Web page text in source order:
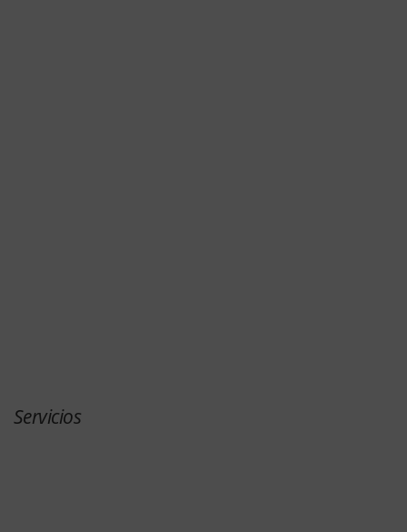
Servicios